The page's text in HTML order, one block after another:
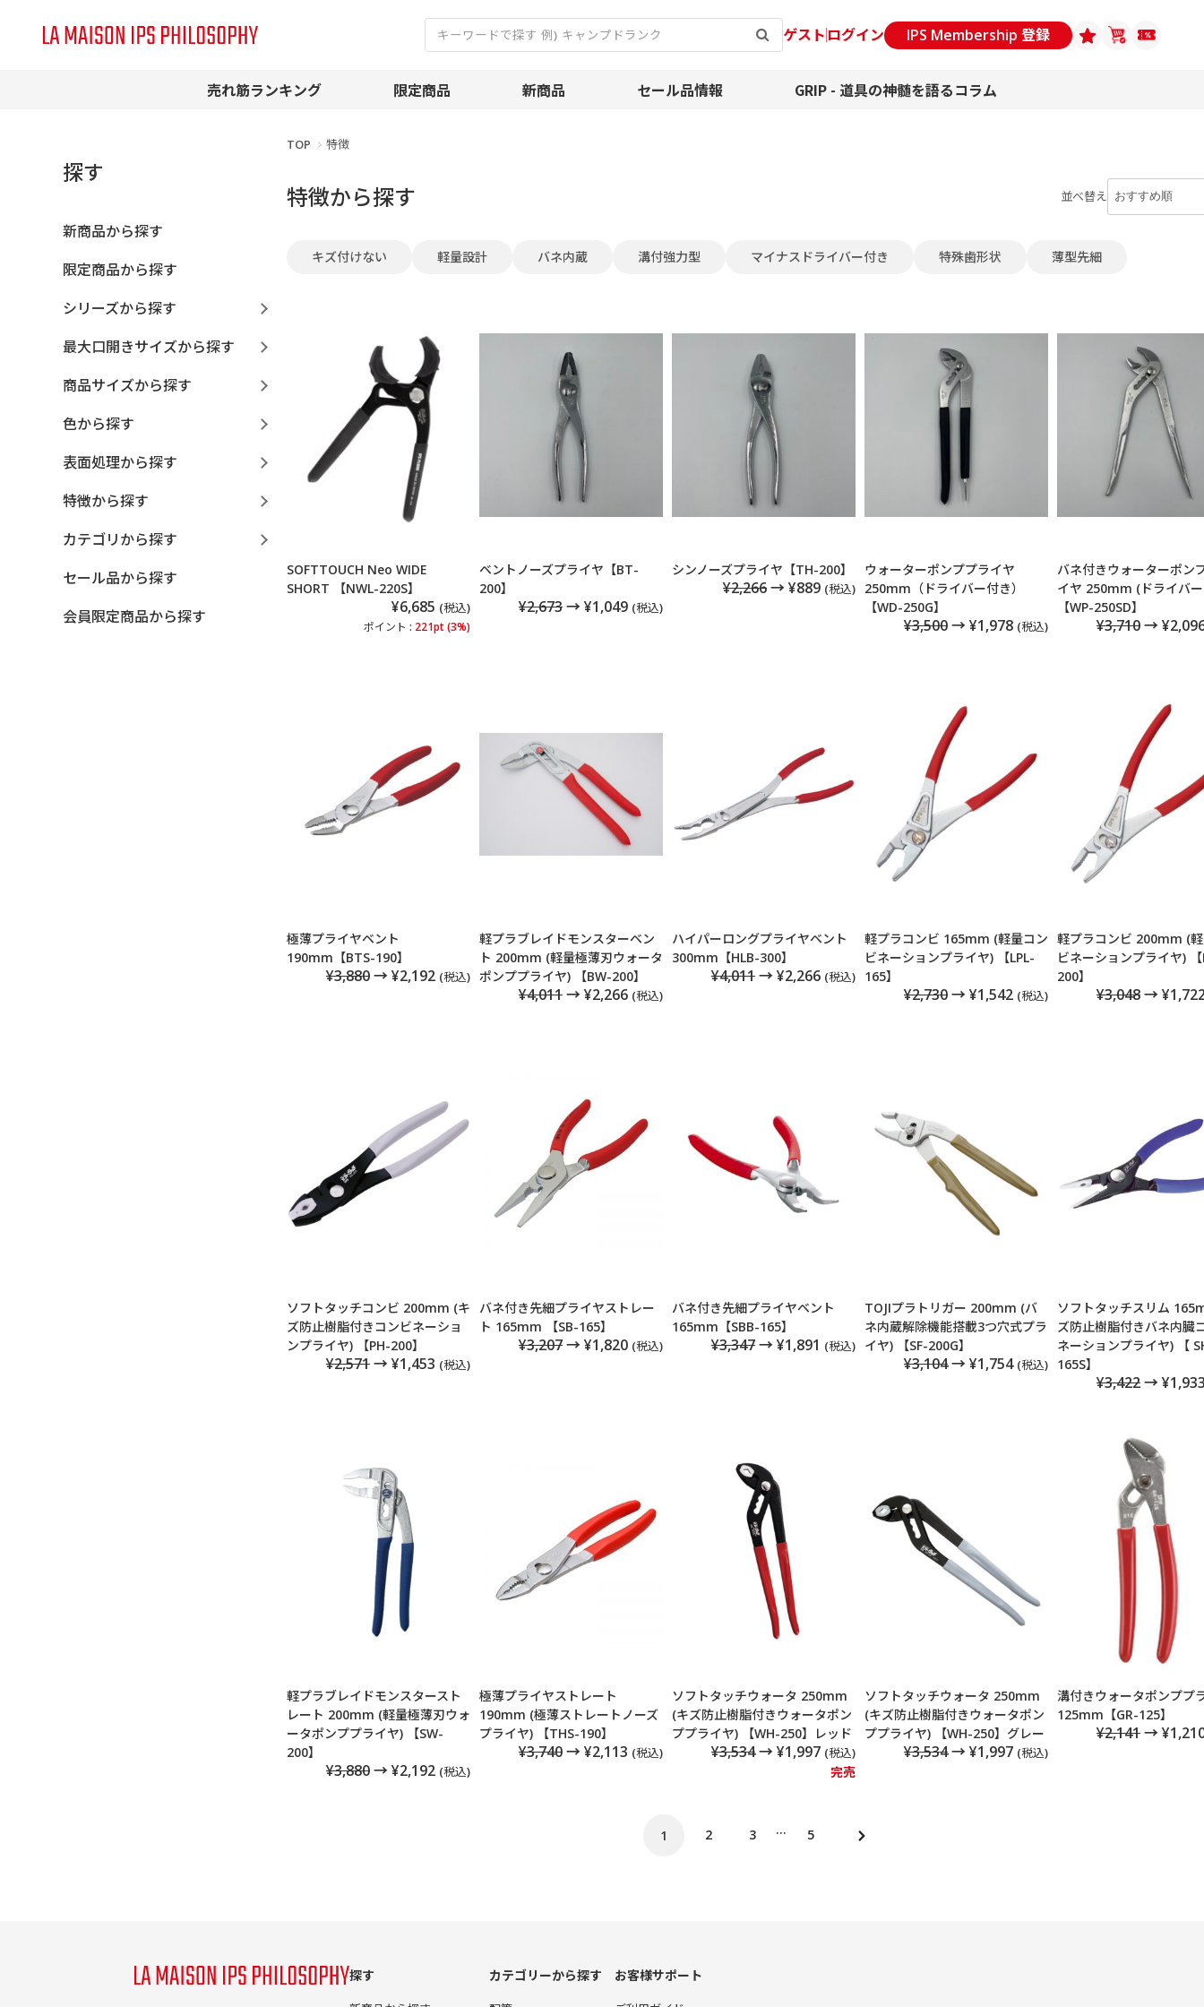
ゲスト ログイン IPS Membership 登録
売れ筋ランキング 限定商品 新商品 セール品情報 GRIP - 道具の神髄を語るコラム
探す
新商品から探す
限定商品から探す
シリーズから探す
最大口開きサイズから探す
商品サイズから探す
色から探す
表面処理から探す
特徴から探す
カテゴリから探す
セール品から探す
会員限定商品から探す
TOP 特徴
特徴から探す 並べ替え
キズ付けない 軽量設計 バネ内蔵 溝付強力型 マイナスドライバー付き 特殊歯形状 薄型先細
SOFTTOUCH Neo WIDE
SHORT 【NWL-220S】
¥6,685 (税込)
ポイント : 221pt (3%)
ベントノーズプライヤ【BT-
200】
¥2,673→ ¥1,049 (税込)
シンノーズプライヤ【TH-200】
¥2,266→ ¥889 (税込)
ウォーターポンププライヤ
250mm（ドライバー付き）
【WD-250G】
¥3,500→ ¥1,978 (税込)
バネ付きウォーターポン
イヤ 250mm (ドライバ
【WP-250SD】
¥3,710→
極薄プライヤベント
190mm【BTS-190】
¥3,880→ ¥2,192 (税込)
軽プラブレイドモンスターベン
ト 200mm (軽量極薄刃ウォータ
ポンププライヤ) 【BW-200】
¥4,011→ ¥2,266 (税込)
ハイパーロングプライヤベント
300mm【HLB-300】
¥4,011→ ¥2,266 (税込)
軽プラコンビ 165mm (軽量コン
ビネーションプライヤ) 【LPL-
165】
¥2,730→ ¥1,542 (税込)
軽プラコンビ 200mm (
ビネーションプライヤ)
200】
¥3,048→
ソフトタッチコンビ 200mm (キ
ズ防止樹脂付きコンビネーショ
ンプライヤ) 【PH-200】
¥2,571→ ¥1,453 (税込)
バネ付き先細プライヤストレー
ト 165mm 【SB-165】
¥3,207→ ¥1,820 (税込)
バネ付き先細プライヤベント
165mm【SBB-165】
¥3,347→ ¥1,891 (税込)
TOJIプラトリガー 200mm (バ
ネ内蔵解除機能搭載3つ穴式プラ
イヤ) 【SF-200G】
¥3,104→ ¥1,754 (税込)
ソフトタッチスリム
ズ防止樹脂付きバネ内臓
ネーションプライヤ) 【
165S】
¥3,422→
軽プラブレイドモンスタースト
レート 200mm (軽量極薄刃ウォ
ータポンププライヤ) 【SW-
200】
¥3,880→ ¥2,192 (税込)
極薄プライヤストレート
190mm (極薄ストレートノーズ
プライヤ) 【THS-190】
¥3,740→ ¥2,113 (税込)
ソフトタッチウォータ 250mm
(キズ防止樹脂付きウォータポン
ププライヤ) 【WH-250】レッド
¥3,534→ ¥1,997 (税込)
完売
ソフトタッチウォータ 250mm
(キズ防止樹脂付きウォータポン
ププライヤ) 【WH-250】グレー
¥3,534→ ¥1,997 (税込)
溝付きウォータポンププ
125mm【GR-125】
¥2,141→
1 2 3 … 5
次
探す カテゴリーから探す お客様サポート